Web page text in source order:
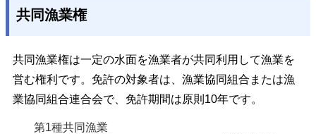
共同漁業権
共同漁業権は一定の水面を漁業者が共同利用して漁業を
営む権利です。免許の対象者は、漁業協同組合または漁
業協同組合連合会で、免許期間は原則10年です。
第1種共同漁業